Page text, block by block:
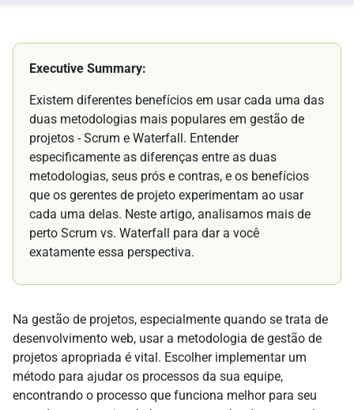
Executive Summary:
Existem diferentes benefícios em usar cada uma das
duas metodologias mais populares em gestão de
projetos - Scrum e Waterfall. Entender
especificamente as diferenças entre as duas
metodologias, seus prós e contras, e os benefícios
que os gerentes de projeto experimentam ao usar
cada uma delas. Neste artigo, analisamos mais de
perto Scrum vs. Waterfall para dar a você
exatamente essa perspectiva.
Na gestão de projetos, especialmente quando se trata de
desenvolvimento web, usar a metodologia de gestão de
projetos apropriada é vital. Escolher implementar um
método para ajudar os processos da sua equipe,
encontrando o processo que funciona melhor para seu